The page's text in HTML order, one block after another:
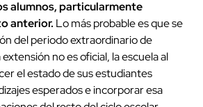
alumnos, particularmente
anterior. Lo más probable es que se
del periodo extraordinario de
no es oficial, la escuela al
el estado de sus estudiantes
esperados e incorporar esa